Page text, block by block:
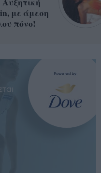
με άμεση
πόνο!